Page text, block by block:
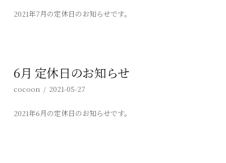
2021年7月の定休日のお知らせです。
6月 定休日のお知らせ
cocoon 2021-05-27
2021年6月の定休日のお知らせです。